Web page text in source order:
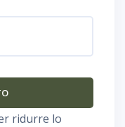
ridurre lo